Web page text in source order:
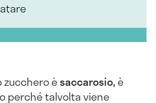
zucchero èsaccarosio,è
perché talvolta viene